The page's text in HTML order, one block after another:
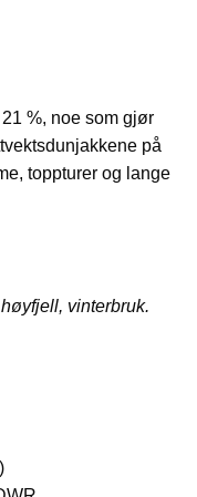
%, noe som gjør
på
toppturer og lange
vinterbruk.